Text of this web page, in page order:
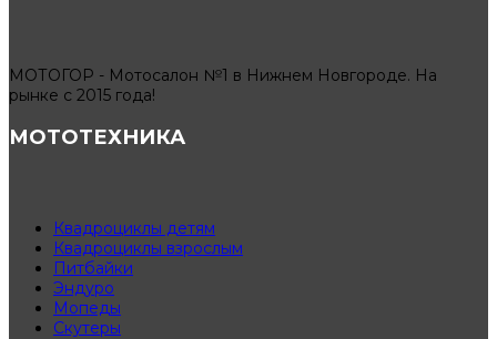
МОТОГОР - Мотосалон №1 в Нижнем Новгороде. На
рынке с 2015 года!
МОТОТЕХНИКА
Квадроциклы детям
Квадроциклы взрослым
Питбайки
Эндуро
Мопеды
Скутеры